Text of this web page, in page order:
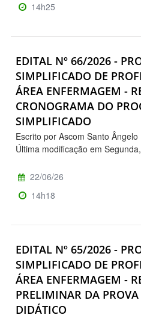
14h25
EDITAL Nº 66/2026 -
SIMPLIFICADO DE
ÁREA ENFERMAGEM -
CRONOGRAMA DO
SIMPLIFICADO
Escrito por Ascom Santo Ângelo
Última modificação em
22/06/26
14h18
EDITAL Nº 65/2026 -
SIMPLIFICADO DE
ÁREA ENFERMAGEM -
PRELIMINAR DA
DIDÁTICO